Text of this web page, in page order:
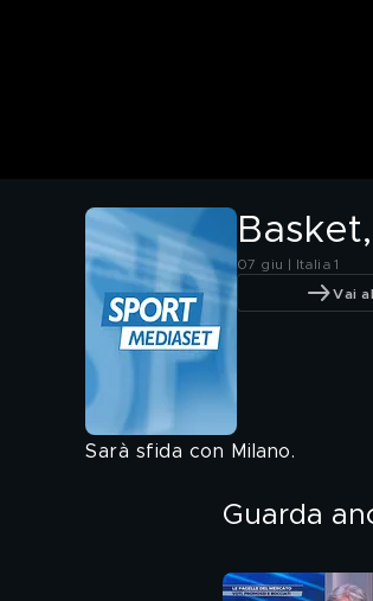
07 giu | Italia 1
Vai
Sarà sfida con Milano.
Guarda